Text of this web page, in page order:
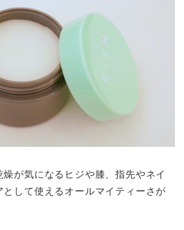
が気になるヒジや膝、指先やネイ
として使えるオールマイティーさが